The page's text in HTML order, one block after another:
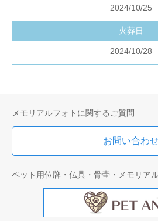
2024/10/25
火葬日
2024/10/28
メモリアルフォトに関するご質問
お問い合わ
ペット用位牌・仏具・骨壷・メモリア